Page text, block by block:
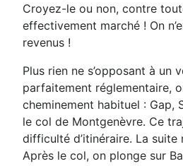
Croyez-le ou non, contre
effectivement marché ! On
revenus !
Plus rien ne s’opposant à un
parfaitement réglementaire,
cheminement habituel : Gap,
le col de Montgenèvre. Ce
difficulté d’itinéraire. La suite
Après le col, on plonge sur